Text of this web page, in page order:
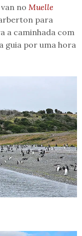
no Muelle
para
a caminhada com
guia por uma hora